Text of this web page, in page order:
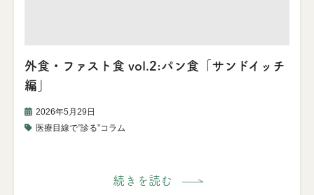
外食・ファスト食 vol.2:パン食「サンドイッチ
編」
2026年5月29日
医療目線で”診る”コラム
続きを読む